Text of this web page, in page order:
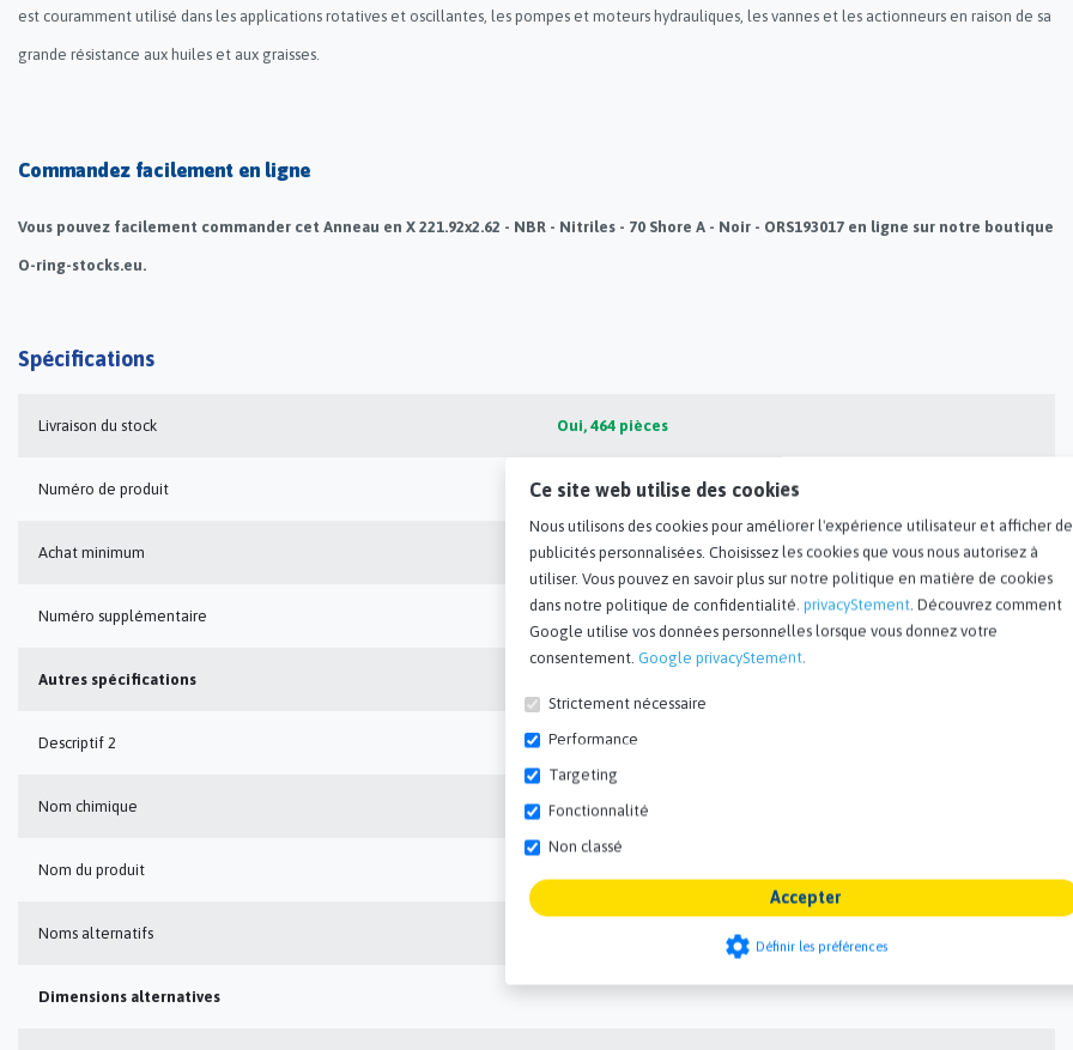
est couramment utilisé dans les applications rotatives et oscillantes, les pompes et moteurs hydrauliques, les vannes et les actionneurs en raison de sa
grande résistance aux huiles et aux graisses.
Commandez facilement en ligne
Vous pouvez facilement commander cet Anneau en X 221.92x2.62 - NBR - Nitriles - 70 Shore A - Noir - ORS193017 en ligne sur notre boutique
O-ring-stocks.eu.
Spécifications
Livraison du stock Oui, 464 pièces
Numéro de produit 193817
Achat minimum 25
Numéro supplémentaire 1325720
Autres spécifications
Descriptif 2 X-ring NBR - Nitrile 180.52x6.99
Nom chimique AcryloNitriles butadiene rubber
Nom du produit
Noms alternatifs
Dimensions alternatives
Ce site web utilise des cookies
Nous utilisons des cookies pour améliorer l'expérience utilisateur et afficher
publicités personnalisées. Choisissez les cookies que vous nous autorisez à
utiliser. Vous pouvez en savoir plus sur notre politique en matière de cookies
dans notre politique de confidentialité. privacyStement. Découvrez comment
Google utilise vos données personnelles lorsque vous donnez votre
consentement. Google privacyStement.
Strictement nécessaire
Performance
Targeting
Fonctionnalité
Non classé
Accepter
settings Définir les préférences